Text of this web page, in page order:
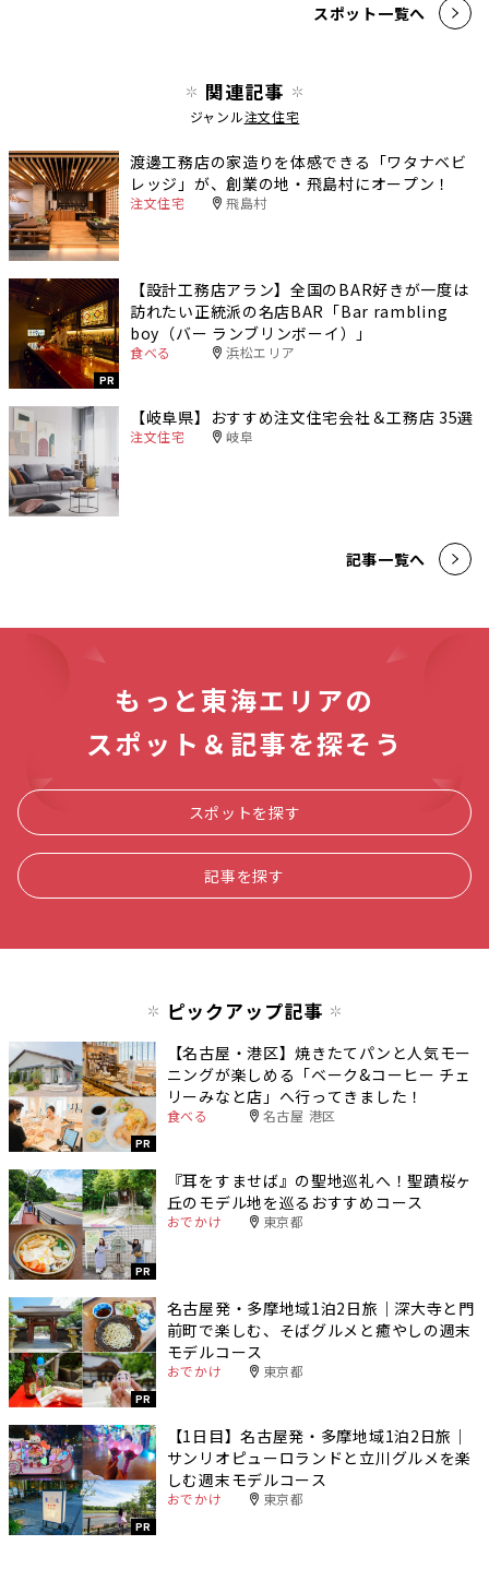
スポット一覧へ
関連記事
ジャンル注文住宅
渡邊工務店の家造りを体感できる「ワタナベビ
レッジ」が、創業の地・飛島村にオープン！
注文住宅 飛島村
PR
【設計工務店アラン】全国のBAR好きが一度は
訪れたい正統派の名店BAR「Bar rambling
boy（バー ランブリンボーイ）」
食べる 浜松エリア
【岐阜県】おすすめ注文住宅会社＆工務店 35選
注文住宅 岐阜
記事一覧へ
もっと東海エリアの
スポット＆記事を探そう
スポットを探す
記事を探す
ピックアップ記事
PR
【名古屋・港区】焼きたてパンと人気モー
ニングが楽しめる「ベーク&コーヒー チェ
リーみなと店」へ行ってきました！
食べる 名古屋 港区
PR
『耳をすませば』の聖地巡礼へ！聖蹟桜ヶ
丘のモデル地を巡るおすすめコース
おでかけ 東京都
PR
名古屋発・多摩地域1泊2日旅｜深大寺と門
前町で楽しむ、そばグルメと癒やしの週末
モデルコース
おでかけ 東京都
PR
【1日目】名古屋発・多摩地域1泊2日旅｜
サンリオピューロランドと立川グルメを楽
しむ週末モデルコース
おでかけ 東京都